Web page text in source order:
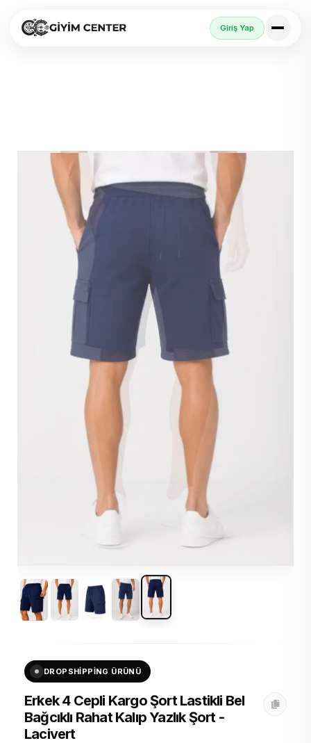
Giriş Yap
DROPSHIPPING ÜRÜNÜ
Erkek 4 Cepli Kargo Şort Lastikli Bel
Bağcıklı Rahat Kalıp Yazlık Şort -
Lacivert